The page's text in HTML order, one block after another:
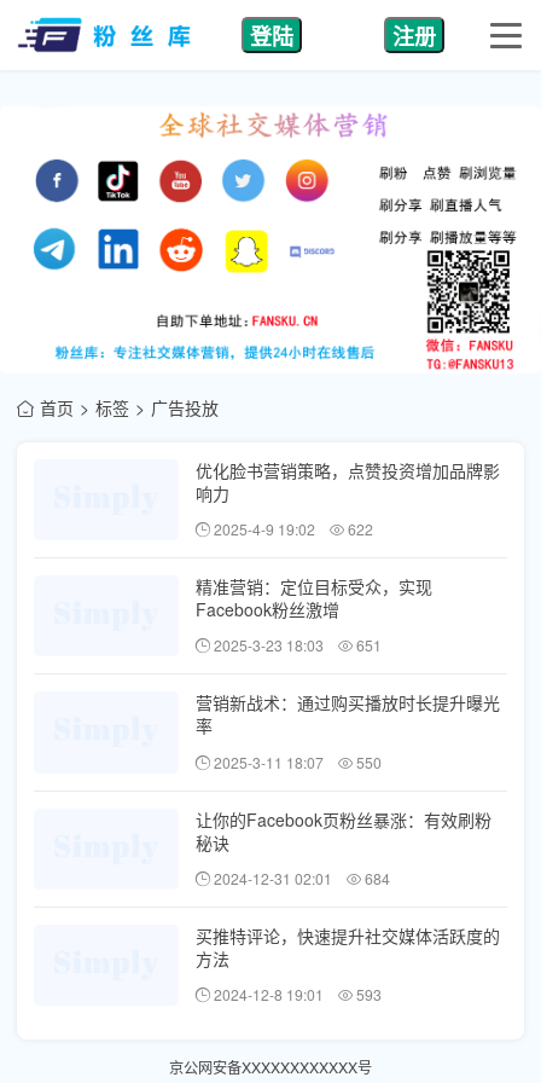
登陆 注册
首页 标签 广告投放
优化脸书营销策略，点赞投资增加品牌影
响力
2025-4-9 19:02 622
精准营销：定位目标受众，实现
Facebook粉丝激增
2025-3-23 18:03 651
营销新战术：通过购买播放时长提升曝光
率
2025-3-11 18:07 550
让你的Facebook页粉丝暴涨：有效刷粉
秘诀
2024-12-31 02:01 684
买推特评论，快速提升社交媒体活跃度的
方法
2024-12-8 19:01 593
京公网安备XXXXXXXXXXXX号